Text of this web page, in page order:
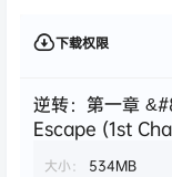
下载权限
逆转：第一章
Escape (1st
大小：
534MB